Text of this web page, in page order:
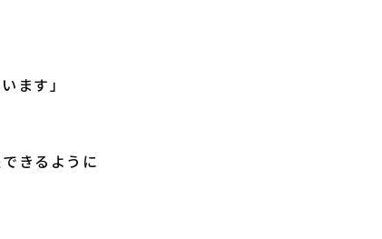
ます」
きるように